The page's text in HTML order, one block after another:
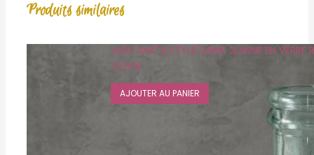
Produits similaires
VASE AMITA STYLE DAME JEANNE EN
18,90€
AJOUTER AU PANIER